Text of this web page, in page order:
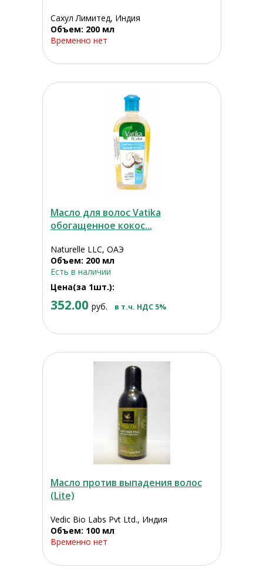
Сахул Лимитед, Индия
Объем: 200 мл
Временно нет
Масло для волос Vatika
обогащенное кокос...
Naturelle LLC, ОАЭ
Объем: 200 мл
Есть в наличии
Цена(за 1шт.):
352.00 руб. в т.ч. НДС 5%
Масло против выпадения волос
(Lite)
Vedic Bio Labs Pvt Ltd., Индия
Объем: 100 мл
Временно нет